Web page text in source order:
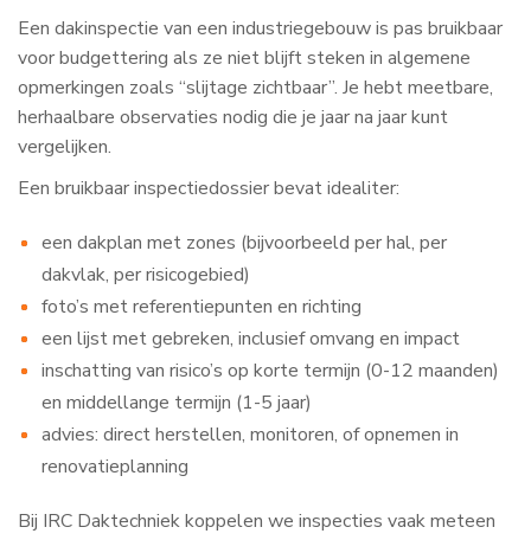
Een dakinspectie van een industriegebouw is pas bruikbaar
voor budgettering als ze niet blijft steken in algemene
opmerkingen zoals “slijtage zichtbaar”. Je hebt meetbare,
herhaalbare observaties nodig die je jaar na jaar kunt
vergelijken.
Een bruikbaar inspectiedossier bevat idealiter:
een dakplan met zones (bijvoorbeeld per hal, per
dakvlak, per risicogebied)
foto’s met referentiepunten en richting
een lijst met gebreken, inclusief omvang en impact
inschatting van risico’s op korte termijn (0-12 maanden)
en middellange termijn (1-5 jaar)
advies: direct herstellen, monitoren, of opnemen in
renovatieplanning
Bij IRC Daktechniek koppelen we inspecties vaak meteen